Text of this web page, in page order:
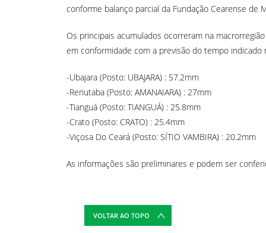
conforme balanço parcial da Fundação Cearense de
Os principais acumulados ocorreram na
em conformidade com a previsão do tempo indicado
-Ubajara (Posto: UBAJARA) : 57.2mm
-Reriutaba (Posto: AMANAIARA) : 27mm
-Tianguá (Posto: TIANGUÁ) : 25.8mm
-Crato (Posto: CRATO) : 25.4mm
-Viçosa Do Ceará (Posto: SÍTIO VAMBIRA) : 20.2mm
As informações são preliminares e podem ser
VOLTAR AO TOPO